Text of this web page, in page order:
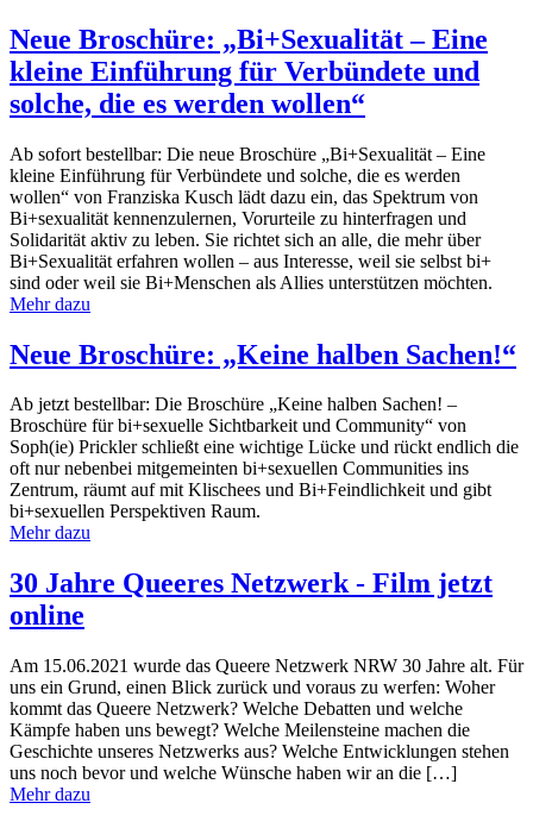
Neue Broschüre: „Bi+Sexualität – Eine
kleine Einführung für Verbündete und
solche, die es werden wollen“
Ab sofort bestellbar: Die neue Broschüre „Bi+Sexualität – Eine
kleine Einführung für Verbündete und solche, die es werden
wollen“ von Franziska Kusch lädt dazu ein, das Spektrum von
Bi+sexualität kennenzulernen, Vorurteile zu hinterfragen und
Solidarität aktiv zu leben. Sie richtet sich an alle, die mehr über
Bi+Sexualität erfahren wollen – aus Interesse, weil sie selbst bi+
sind oder weil sie Bi+Menschen als Allies unterstützen möchten.
Mehr dazu
Neue Broschüre: „Keine halben Sachen!“
Ab jetzt bestellbar: Die Broschüre „Keine halben Sachen! –
Broschüre für bi+sexuelle Sichtbarkeit und Community“ von
Soph(ie) Prickler schließt eine wichtige Lücke und rückt endlich die
oft nur nebenbei mitgemeinten bi+sexuellen Communities ins
Zentrum, räumt auf mit Klischees und Bi+Feindlichkeit und gibt
bi+sexuellen Perspektiven Raum.
Mehr dazu
30 Jahre Queeres Netzwerk - Film jetzt
online
Am 15.06.2021 wurde das Queere Netzwerk NRW 30 Jahre alt. Für
uns ein Grund, einen Blick zurück und voraus zu werfen: Woher
kommt das Queere Netzwerk? Welche Debatten und welche
Kämpfe haben uns bewegt? Welche Meilensteine machen die
Geschichte unseres Netzwerks aus? Welche Entwicklungen stehen
uns noch bevor und welche Wünsche haben wir an die […]
Mehr dazu